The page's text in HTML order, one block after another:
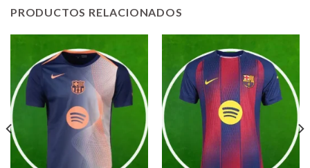
PRODUCTOS RELACIONADOS